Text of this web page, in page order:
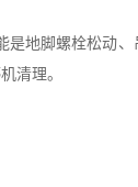
脚螺栓松动、
清理。